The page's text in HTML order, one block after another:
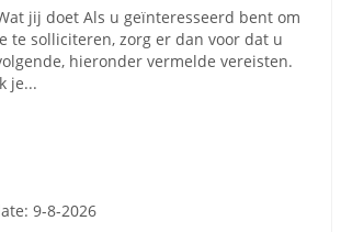
jij doet Als u geïnteresseerd bent om
te solliciteren, zorg er dan voor dat u
hieronder vermelde vereisten.
je...
9-8-2026